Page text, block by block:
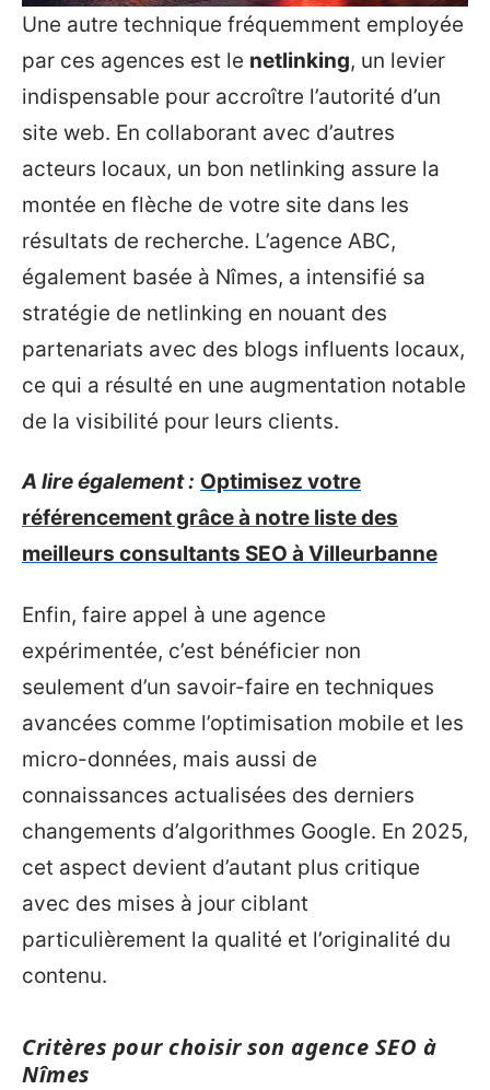
Une autre technique fréquemment employée
par ces agences est le netlinking, un levier
indispensable pour accroître l’autorité d’un
site web. En collaborant avec d’autres
acteurs locaux, un bon netlinking assure la
montée en flèche de votre site dans les
résultats de recherche. L’agence ABC,
également basée à Nîmes, a intensifié sa
stratégie de netlinking en nouant des
partenariats avec des blogs influents locaux,
ce qui a résulté en une augmentation notable
de la visibilité pour leurs clients.
A lire également : Optimisez votre
référencement grâce à notre liste des
meilleurs consultants SEO à Villeurbanne
Enfin, faire appel à une agence
expérimentée, c’est bénéficier non
seulement d’un savoir-faire en techniques
avancées comme l’optimisation mobile et les
micro-données, mais aussi de
connaissances actualisées des derniers
changements d’algorithmes Google. En 2025,
cet aspect devient d’autant plus critique
avec des mises à jour ciblant
particulièrement la qualité et l’originalité du
contenu.
Critères pour choisir son agence SEO à
Nîmes